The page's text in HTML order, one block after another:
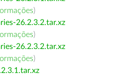
)
26.2.3.2.tar.xz
)
26.2.3.2.tar.xz
)